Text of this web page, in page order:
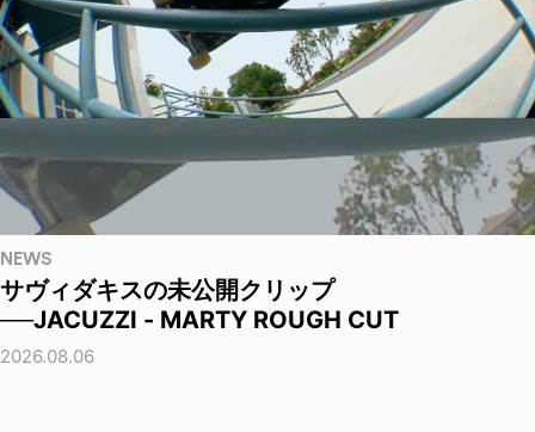
NEWS
サヴィダキスの未公開クリップ
──JACUZZI - MARTY ROUGH CUT
2026.08.06